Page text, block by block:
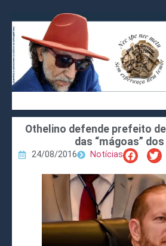
Othelino defende prefeito
das “mágoas”
24/08/2016 Notícias